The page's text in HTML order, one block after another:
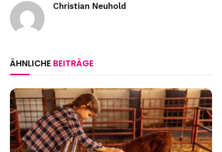
Christian Neuhold
ÄHNLICHE BEITRÄGE